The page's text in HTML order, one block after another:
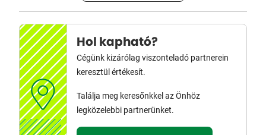
Hol kapható?
Cégünk kizárólag viszonteladó partnerein
keresztül értékesít.
Találja meg keresőnkkel az Önhöz
legközelebbi partnerünket.